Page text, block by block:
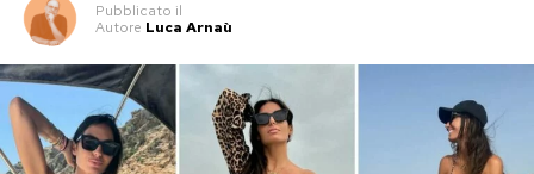
Pubblicato il
Autore Luca Arnaù